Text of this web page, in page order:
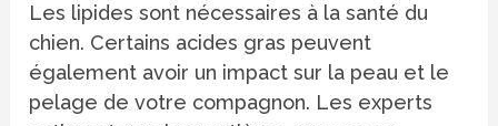
Les lipides sont nécessaires à la santé du
chien. Certains acides gras peuvent
également avoir un impact sur la peau et le
pelage de votre compagnon. Les experts